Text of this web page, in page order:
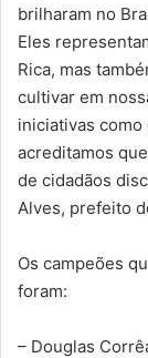
brilharam no
Eles
Rica, mas
cultivar em
iniciativas como
acreditamos
de cidadãos
Alves, prefeito
Os campeões
foram:
– Douglas